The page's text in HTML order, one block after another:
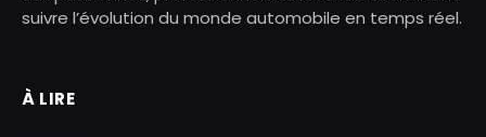
suivre l’évolution du monde automobile en temps réel.
À LIRE